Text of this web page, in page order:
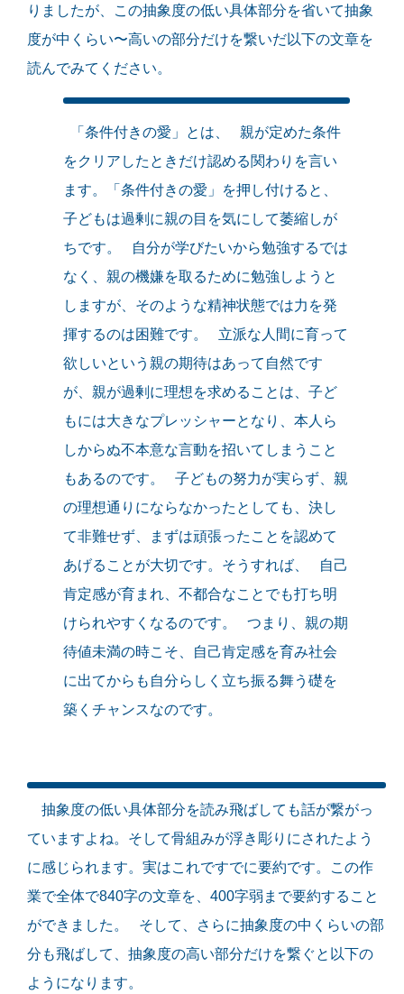
りましたが、この抽象度の低い具体部分を省いて抽象
度が中くらい〜高いの部分だけを繋いだ以下の文章を
読んでみてください。
「条件付きの愛」とは、 親が定めた条件
をクリアしたときだけ認める関わりを言い
ます。「条件付きの愛」を押し付けると、
子どもは過剰に親の目を気にして萎縮しが
ちです。 自分が学びたいから勉強するでは
なく、親の機嫌を取るために勉強しようと
しますが、そのような精神状態では力を発
揮するのは困難です。 立派な人間に育って
欲しいという親の期待はあって自然です
が、親が過剰に理想を求めることは、子ど
もには大きなプレッシャーとなり、本人ら
しからぬ不本意な言動を招いてしまうこと
もあるのです。 子どもの努力が実らず、親
の理想通りにならなかったとしても、決し
て非難せず、まずは頑張ったことを認めて
あげることが大切です。そうすれば、 自己
肯定感が育まれ、不都合なことでも打ち明
けられやすくなるのです。 つまり、親の期
待値未満の時こそ、自己肯定感を育み社会
に出てからも自分らしく立ち振る舞う礎を
築くチャンスなのです。
抽象度の低い具体部分を読み飛ばしても話が繋がっ
ていますよね。そして骨組みが浮き彫りにされたよう
に感じられます。実はこれですでに要約です。この作
業で全体で840字の文章を、400字弱まで要約すること
ができました。 そして、さらに抽象度の中くらいの部
分も飛ばして、抽象度の高い部分だけを繋ぐと以下の
ようになります。